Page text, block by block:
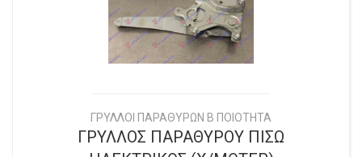
ΓΡΥΛΛΟΙ ΠΑΡΑΘΥΡΩΝ Β ΠΟΙΟΤΗΤΑ
ΓΡΥΛΛΟΣ ΠΑΡΑΘΥΡΟΥ ΠΙΣΩ